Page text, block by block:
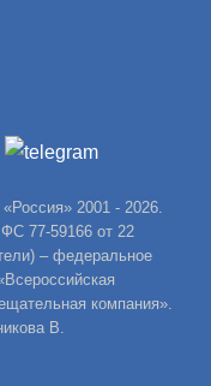
2001 - 2026.
77-59166 от 22
– федеральное
компания».
В.